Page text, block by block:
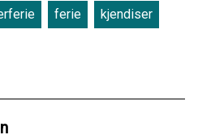
ferie kjendiser